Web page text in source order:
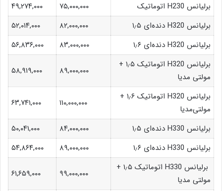
برلیانس H230 اتوماتیک ۷۵,۰۰۰,۰۰۰
۴۹,۲۷۴,۰۰۰
برلیانس H320 دنده‌ای ۱٫۵
۸۲,۰۰۰,۰۰۰
۵۲,۰۱۴,۰۰۰
برلیانس H320 دنده‌ای ۱٫۶
۸۳,۰۰۰,۰۰۰
۵۶,۸۳۶,۰۰۰
برلیانس H320 اتوماتیک ۱٫۵ +
مولتی مدیا
۸۹,۰۰۰,۰۰۰ ۵۸,۹۱۹,۰۰۰
برلیانس H320 اتوماتیک ۱٫۶ +
مولتی‌مدیا
۱۱۰,۰۰۰,۰۰۰ ۶۳,۷۴۱,۰۰۰
برلیانس H330 دنده‌ای ۱٫۵ ۸۴,۰۰۰,۰۰۰
۵۰,۰۴۱,۰۰۰
برلیانس H330 دنده‌ای ۱٫۶
۸۹,۰۰۰,۰۰۰
۵۴,۸۶۴,۰۰۰
برلیانس H330 اتوماتیک ۱٫۵ +
مولتی مدیا
۹۹,۰۰۰,۰۰۰ ۶۱,۶۵۹,۰۰۰